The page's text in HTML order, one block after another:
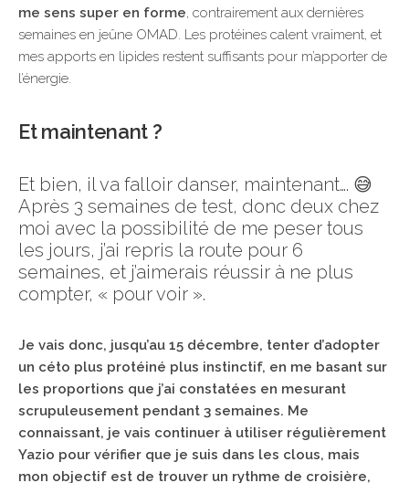
me sens super en forme , contrairement aux dernières
semaines en jeûne OMAD. Les protéines calent vraiment, et
mes apports en lipides restent suffisants pour m’apporter de
l’énergie.
Et maintenant ?
Et bien, il va falloir danser, maintenant…. 😅
Après 3 semaines de test, donc deux chez
moi avec la possibilité de me peser tous
les jours, j’ai repris la route pour 6
semaines, et j’aimerais réussir à ne plus
compter, « pour voir ».
Je vais donc, jusqu’au 15 décembre, tenter d’adopter
un céto plus protéiné plus instinctif, en me basant sur
les proportions que j’ai constatées en mesurant
scrupuleusement pendant 3 semaines. Me
connaissant, je vais continuer à utiliser régulièrement
Yazio pour vérifier que je suis dans les clous, mais
mon objectif est de trouver un rythme de croisière,